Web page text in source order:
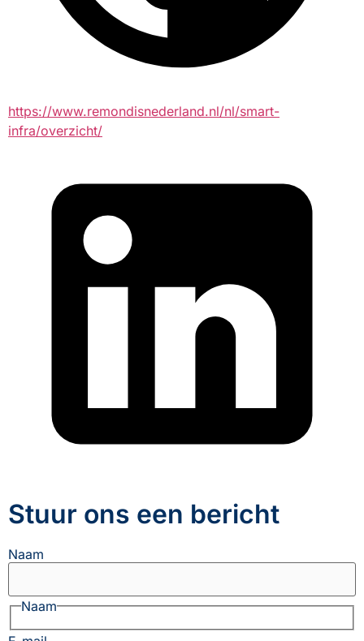
https://www.remondisnederland.nl/nl/smart-
infra/overzicht/
Stuur ons een bericht
Naam
Naam